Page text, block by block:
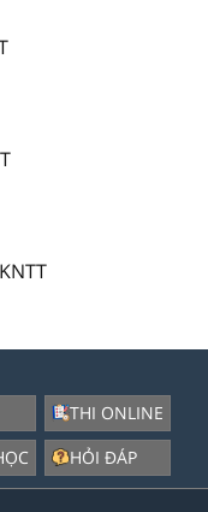
THI ONLINE
HỎI ĐÁP